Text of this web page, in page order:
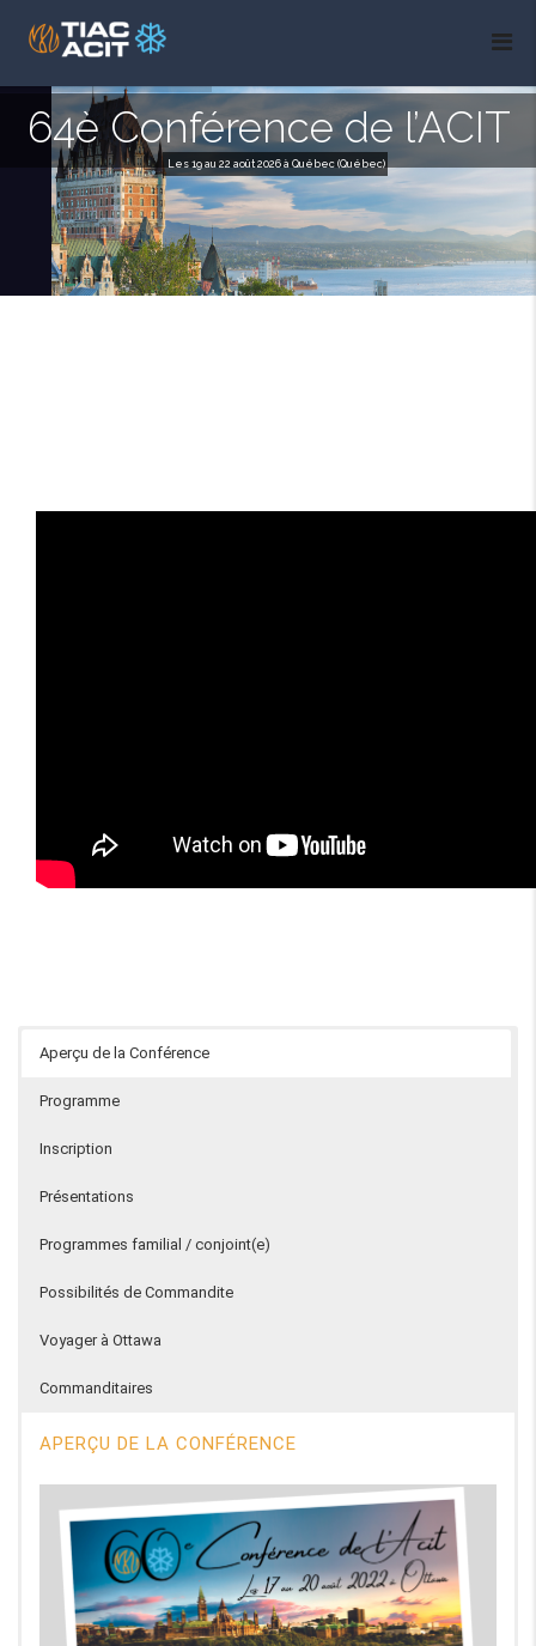
64è Conférence de l’ACIT
Les 19 au 22 août 2026 à Québec (Québec)
Aperçu de la Conférence
Programme
Inscription
Présentations
Programmes familial / conjoint(e)
Possibilités de Commandite
Voyager à Ottawa
Commanditaires
APERÇU DE LA CONFÉRENCE